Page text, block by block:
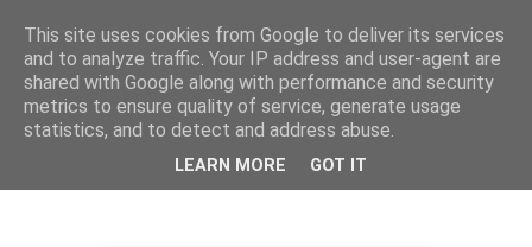
THURSDAYSCOOKING
ponedjeljak, 23. rujna 2024.
Kruh s pivom
This site uses cookies from Google to deliver its services
and to analyze traffic. Your IP address and user-agent are
shared with Google along with performance and security
metrics to ensure quality of service, generate usage
statistics, and to detect and address abuse.
LEARN MORE GOT IT